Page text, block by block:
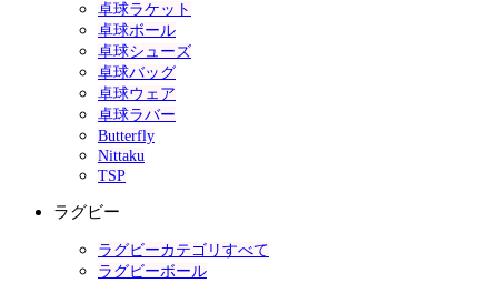
卓球ラケット
卓球ボール
卓球シューズ
卓球バッグ
卓球ウェア
卓球ラバー
Butterfly
Nittaku
TSP
ラグビー
ラグビーカテゴリすべて
ラグビーボール